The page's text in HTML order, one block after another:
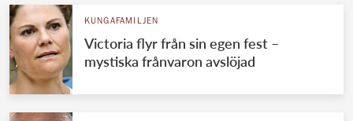
KUNGAFAMILJEN
Victoria flyr från sin egen fest –
mystiska frånvaron avslöjad